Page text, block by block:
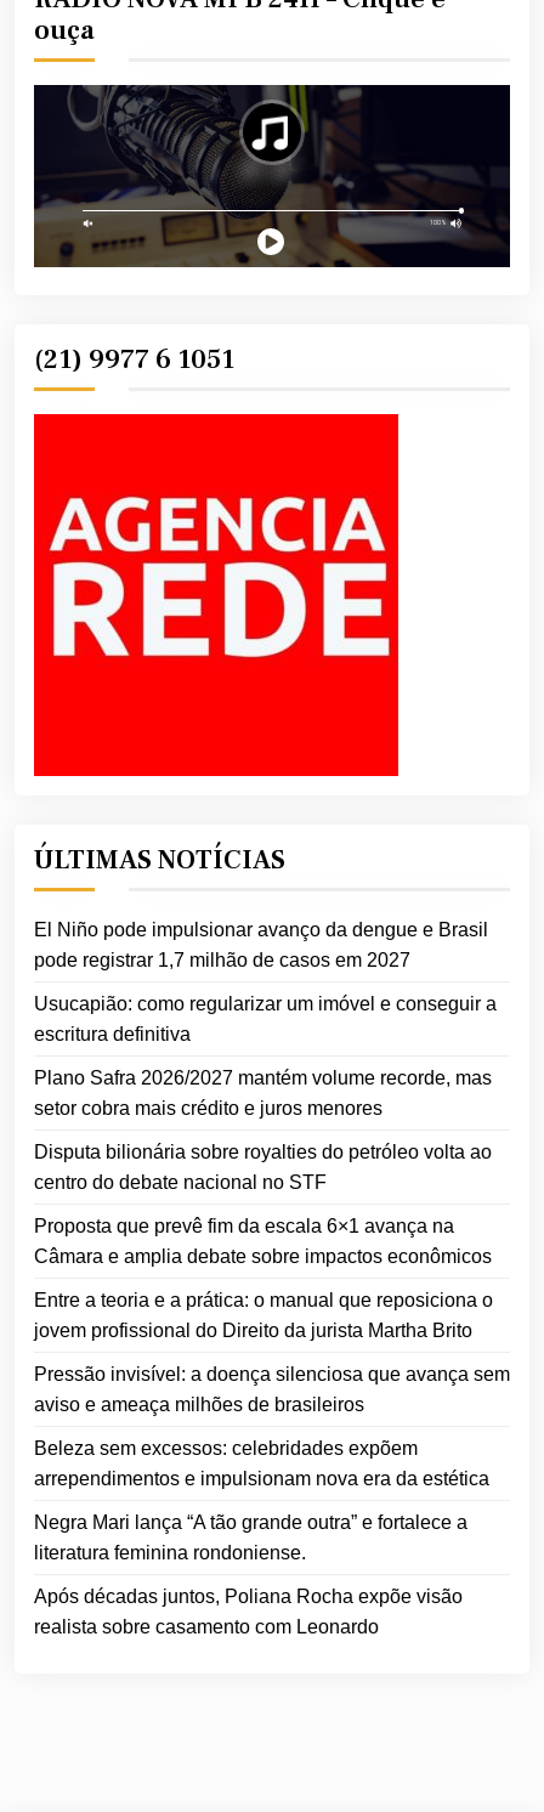
ouça
(21) 9977 6 1051
ÚLTIMAS NOTÍCIAS
El Niño pode impulsionar avanço da dengue e Brasil
pode registrar 1,7 milhão de casos em 2027
Usucapião: como regularizar um imóvel e conseguir a
escritura definitiva
Plano Safra 2026/2027 mantém volume recorde, mas
setor cobra mais crédito e juros menores
Disputa bilionária sobre royalties do petróleo volta ao
centro do debate nacional no STF
Proposta que prevê fim da escala 6×1 avança na
Câmara e amplia debate sobre impactos econômicos
Entre a teoria e a prática: o manual que reposiciona o
jovem profissional do Direito da jurista Martha Brito
Pressão invisível: a doença silenciosa que avança sem
aviso e ameaça milhões de brasileiros
Beleza sem excessos: celebridades expõem
arrependimentos e impulsionam nova era da estética
Negra Mari lança “A tão grande outra” e fortalece a
literatura feminina rondoniense.
Após décadas juntos, Poliana Rocha expõe visão
realista sobre casamento com Leonardo